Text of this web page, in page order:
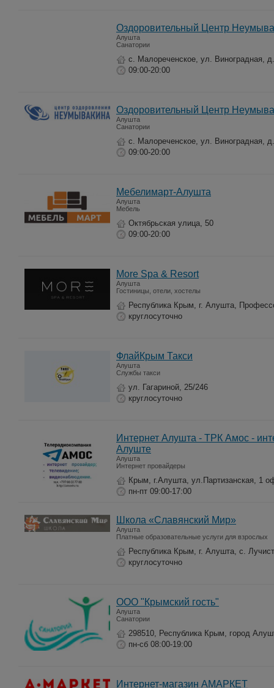
Оздоровительный Центр
Алушта
Санатории
с. Малореченское, ул. Виноградная,
09:00-20:00
Оздоровительный Центр
Алушта
Санатории
с. Малореченское, ул. Виноградная,
09:00-20:00
Мебелимарт-Алушта
Алушта
Мебель
Октябрьская улица, 50
09:00-20:00
More Spa & Resort
Алушта
Гостиницы, отели, хостелы
Республика Крым, г. Алушта,
круглосуточно
ФлайКрым Такси
Алушта
Службы такси
ул. Гагариной, 25/246
круглосуточно
Интернет Алушта - ТРК Амос -
Алуште
Алушта
Интернет провайдеры
Крым, г.Алушта, ул.Партизанская, 1
пн-пт 09:00-17:00
Школа «Славянский Мир»
Алушта
Платные образовательные услуги для взрослых
Республика Крым, г. Алушта, с.
круглосуточно
ООО "Крымский гость"
Алушта
Санатории
298510, Республика Крым, город
пн-сб 08:00-19:00
Интернет-магазин АМАРКЕТ